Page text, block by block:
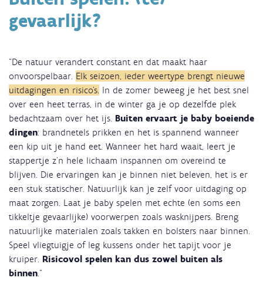
gevaarlijk?
“De natuur verandert constant en dat maakt haar
onvoorspelbaar. Elk seizoen, ieder weertype brengt nieuwe
uitdagingen en risico’s. In de zomer beweeg je het best snel
over een heet terras, in de winter ga je op dezelfde plek
bedachtzaam over het ijs. Buiten ervaart je baby boeiende
dingen: brandnetels prikken en het is spannend wanneer
een kip uit je hand eet. Wanneer het hard waait, leert je
stappertje z’n hele lichaam inspannen om overeind te
blijven. Die ervaringen kan je binnen niet beleven, het is er
een stuk statischer. Natuurlijk kan je zelf voor uitdaging op
maat zorgen. Laat je baby spelen met echte (en soms een
tikkeltje gevaarlijke) voorwerpen zoals wasknijpers. Breng
natuurlijke materialen zoals takken en bolsters naar binnen.
Speel vliegtuigje of leg kussens onder het tapijt voor je
kruiper. Risicovol spelen kan dus zowel buiten als
binnen.”